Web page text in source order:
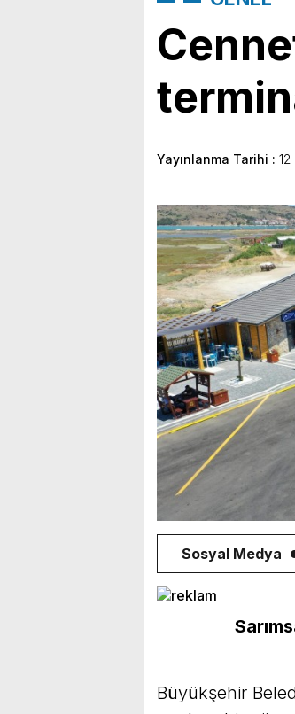
Yayınlanma Tarihi :
Sosyal Medya
Büyükşehir